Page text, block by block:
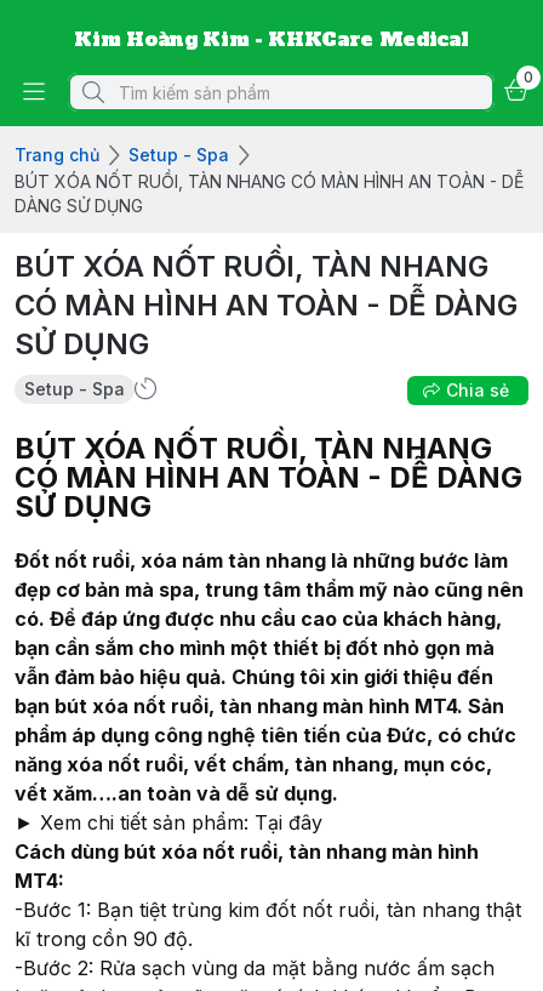
Kim Hoàng Kim - KHKCare Medical
0
Trang chủ
Setup - Spa
BÚT XÓA NỐT RUỒI, TÀN NHANG CÓ MÀN HÌNH AN TOÀN - DỄ
DÀNG SỬ DỤNG
BÚT XÓA NỐT RUỒI, TÀN NHANG
CÓ MÀN HÌNH AN TOÀN - DỄ DÀNG
SỬ DỤNG
Setup - Spa Chia sẻ
BÚT XÓA NỐT RUỒI, TÀN NHANG
CÓ MÀN HÌNH AN TOÀN - DỄ DÀNG
SỬ DỤNG
Đốt nốt ruồi, xóa nám tàn nhang là những bước làm
đẹp cơ bản mà spa, trung tâm thẩm mỹ nào cũng nên
có. Để đáp ứng được nhu cầu cao của khách hàng,
bạn cần sắm cho mình một thiết bị đốt nhỏ gọn mà
vẫn đảm bảo hiệu quả. Chúng tôi xin giới thiệu đến
bạn bút xóa nốt ruồi, tàn nhang màn hình MT4. Sản
phẩm áp dụng công nghệ tiên tiến của Đức, có chức
năng xóa nốt ruồi, vết chấm, tàn nhang, mụn cóc,
vết xăm….an toàn và dễ sử dụng.
► Xem chi tiết sản phẩm: Tại đây
Cách dùng bút xóa nốt ruồi, tàn nhang màn hình
MT4:
-Bước 1: Bạn tiệt trùng kim đốt nốt ruồi, tàn nhang thật
kĩ trong cồn 90 độ.
-Bước 2: Rửa sạch vùng da mặt bằng nước ấm sạch